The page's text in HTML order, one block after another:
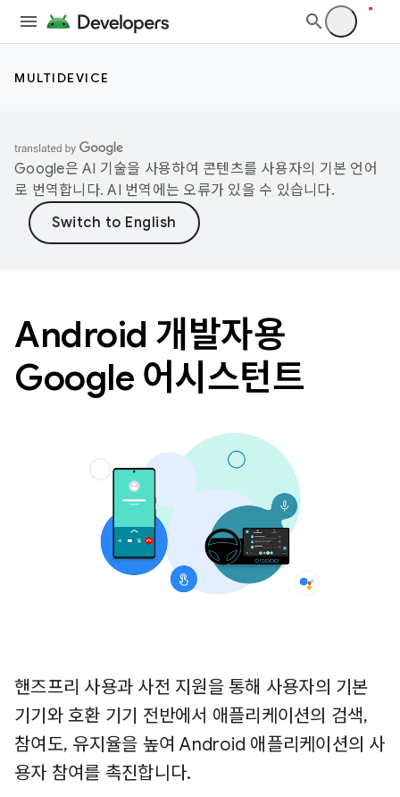
MULTIDEVICE
Google은 AI 기술을 사용하여 콘텐츠를 사용자의 기본 언어
로 번역합니다. AI 번역에는 오류가 있을 수 있습니다.
Android 개발자용
Google 어시스턴트
핸즈프리 사용과 사전 지원을 통해 사용자의 기본
기기와 호환 기기 전반에서 애플리케이션의 검색,
참여도, 유지율을 높여 Android 애플리케이션의 사
용자 참여를 촉진합니다.